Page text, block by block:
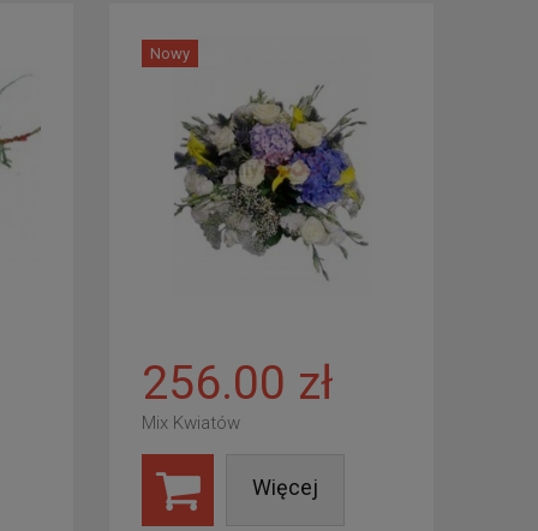
Nowy
256.00 zł
Mix Kwiatów
Więcej